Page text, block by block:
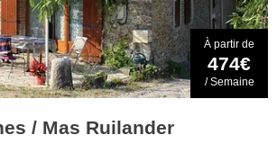
À partir de
474€
/ Semaine
/ Mas Ruilander